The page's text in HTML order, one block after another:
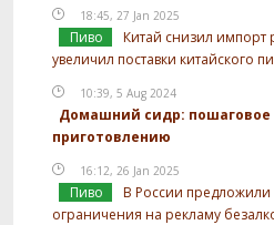
18:45, 27 Jan 2025
Пиво
Китай снизил импорт
увеличил поставки китайского
10:39, 5 Aug 2024
Домашний сидр: пошаговое
приготовлению
16:12, 26 Jan 2025
Пиво
В России предложили
ограничения на рекламу